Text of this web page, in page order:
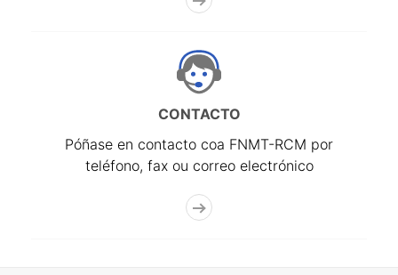
CONTACTO
Póñase en contacto coa FNMT-RCM por
teléfono, fax ou correo electrónico